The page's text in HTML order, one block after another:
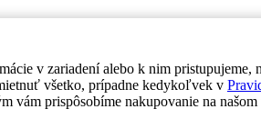
v zariadení alebo k nim
všetko, prípadne kedykoľvek v
vám prispôsobíme nakupovanie na našom